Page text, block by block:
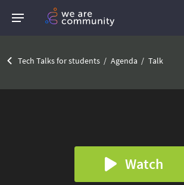
Tech Talks for students Agenda Talk
Watch